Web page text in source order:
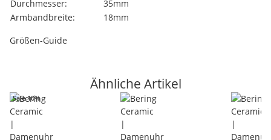
Durchmesser:
35mm
Armbandbreite:
18mm
Größen-Guide
Ähnliche Artikel
Sale 10%